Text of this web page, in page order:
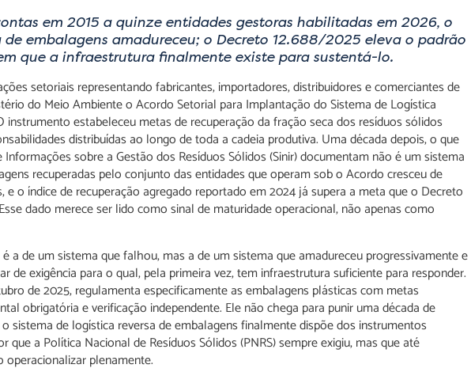
em 2015 a quinze entidades gestoras habilitadas em 2026, o
de embalagens amadureceu; o Decreto 12.688/2025 eleva o padrão
que a infraestrutura finalmente existe para sustentá-lo.
setoriais representando fabricantes, importadores, distribuidores e comerciantes de
do Meio Ambiente o Acordo Setorial para Implantação do Sistema de Logística
instrumento estabeleceu metas de recuperação da fração seca dos resíduos sólidos
distribuídas ao longo de toda a cadeia produtiva. Uma década depois, o que
sobre a Gestão dos Resíduos Sólidos (Sinir) documentam não é um sistema
recuperadas pelo conjunto das entidades que operam sob o Acordo cresceu de
o índice de recuperação agregado reportado em 2024 já supera a meta que o Decreto
dado merece ser lido como sinal de maturidade operacional, não apenas como
a de um sistema que falhou, mas a de um sistema que amadureceu progressivamente e
de exigência para o qual, pela primeira vez, tem infraestrutura suficiente para responder.
de 2025, regulamenta especificamente as embalagens plásticas com metas
obrigatória e verificação independente. Ele não chega para punir uma década de
sistema de logística reversa de embalagens finalmente dispõe dos instrumentos
que a Política Nacional de Resíduos Sólidos (PNRS) sempre exigiu, mas que até
plenamente.